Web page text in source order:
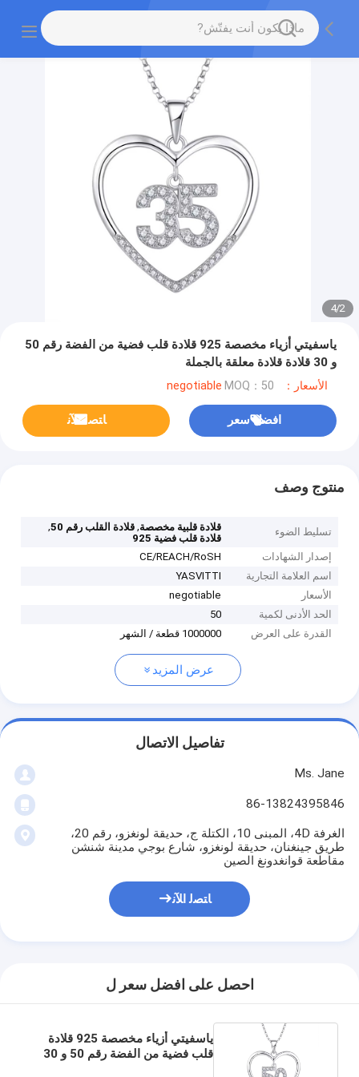
2
/
4
ياسفيتي أزياء مخصصة 925 قلادة قلب فضية من الفضة رقم 50
و 30 قلادة قلادة معلقة بالجملة
الأسعار：negotiable MOQ：50
افضل سعر ﺎﺘﺼﻟ ﺍﻶﻧ
منتوج وصف
تسليط الضوء قلادة قلبية مخصصة,قلادة القلب رقم 50
,
قلادة قلب فضية 925
إصدار الشهادات
CE/REACH/RoSH
اسم العلامة التجارية
YASVITTI
الأسعار
negotiable
الحد الأدنى لكمية
50
القدرة على العرض
1000000 قطعة / الشهر
عرض المزيد
تفاصيل الاتصال
Ms. Jane
86-13824395846
الغرفة 4D، المبنى 10، الكتلة ج، حديقة لونغزو، رقم 20،
طريق جينغنان، حديقة لونغزو، شارع بوجي مدينة شنشن
مقاطعة قوانغدونغ الصين
ﺎﺘﺼﻟ ﺍﻶﻧ
احصل على افضل سعر ل
ياسفيتي أزياء مخصصة 925 قلادة
قلب فضية من الفضة رقم 50 و 30